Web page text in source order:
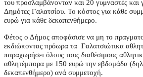
του προσλαμβάνονταν και 20 γυμναστές και
Δημότες Γαλατσίου. Το κόστος για κάθε
ευρώ για κάθε δεκαπενθήμερο.
Φέτος ο Δήμος αποφάσισε να μη το
εκδιώκοντας πρόωρα τα Γαλατσιώτικα
παραχωρήσει όλους τους διαθέσιμους
αθλητέμπορα με 150 ευρώ την εβδομάδα
δεκαπενθήμερο) ανά συμμετοχή.